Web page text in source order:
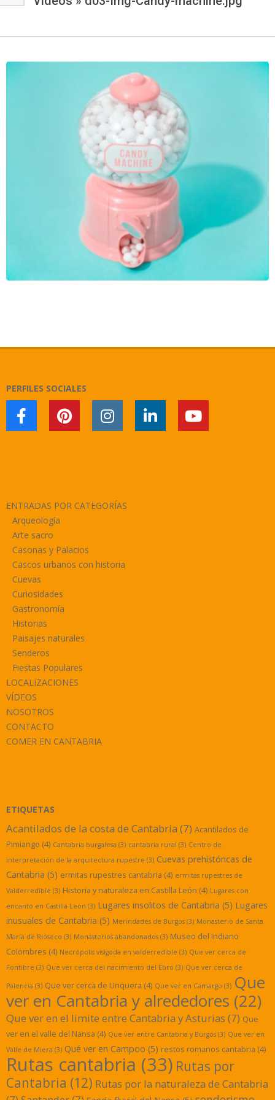
PERFILES SOCIALES
ENTRADAS POR CATEGORÍAS
Arqueología
Arte sacro
Casonas y Palacios
Cascos urbanos con historia
Cuevas
Curiosidades
Gastronomía
Historias
Paisajes naturales
Senderos
Fiestas Populares
LOCALIZACIONES
VÍDEOS
NOSOTROS
CONTACTO
COMER EN CANTABRIA
ETIQUETAS
Acantilados de la costa de Cantabria (7) Acantilados de
Pimiango (4) Cantabria burgalesa (3) cantabria rural (3) Centro de
interpretación de la arquitectura rupestre (3) Cuevas prehistóricas de
Cantabria (5) ermitas rupestres cantabria (4) ermitas rupestres de
Valderredible (3) Historia y naturaleza en Castilla León (4) Lugares con
encanto en Castilla Leon (3) Lugares insolitos de Cantabria (5) Lugares
inusuales de Cantabria (5) Merindades de Burgos (3) Monasterio de Santa
Maria de Rioseco (3) Monasterios abandonados (3) Museo del Indiano
Colombres (4) Necrópolis visigoda en valderredible (3) Que ver cerca de
Fontibre (3) Que ver cerca del nacimiento del Ebro (3) Que ver cerca de
Palencia (3) Que ver cerca de Unquera (4) Que ver en Camargo (3) Que
ver en Cantabria y alrededores (22)
Que ver en el limite entre Cantabria y Asturias (7) Que
ver en el valle del Nansa (4) Que ver entre Cantabria y Burgos (3) Que ver en
Valle de Miera (3) Qué ver en Campoo (5) restos romanos cantabria (4)
Rutas cantabria (33) Rutas por
Cantabria (12) Rutas por la naturaleza de Cantabria